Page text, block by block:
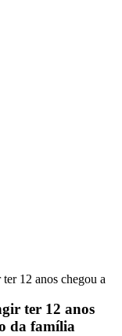
12 anos chegou a
ter 12 anos
da família